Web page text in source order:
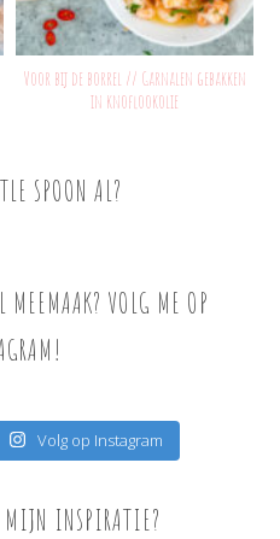
Voor bij de borrel // Garnalen gebakken
in knoflookolie
SPOON AL?
VOLG ME OP
Volg op Instagram
INSPIRATIE?